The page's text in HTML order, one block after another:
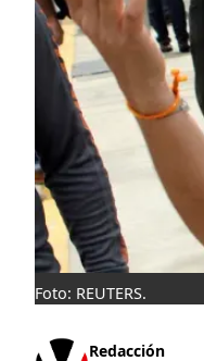
Foto: REUTERS.
Redacción